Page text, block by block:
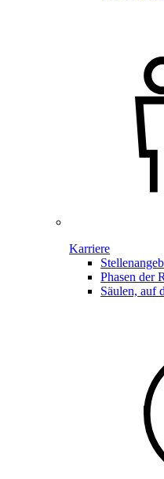
Karriere
Phasen der
Säulen, auf